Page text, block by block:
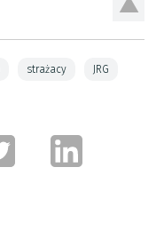
strażacy JRG